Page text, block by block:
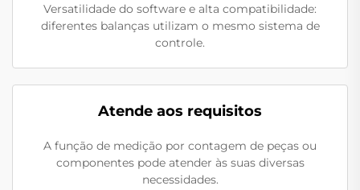
Versatilidade do software e alta compatibilidade:
diferentes balanças utilizam o mesmo sistema de
controle.
Atende aos requisitos
A função de medição por contagem de peças ou
componentes pode atender às suas diversas
necessidades.